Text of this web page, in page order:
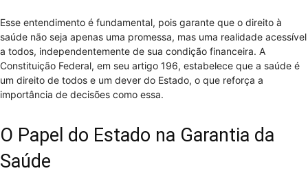
Esse entendimento é fundamental, pois garante que o direito à
saúde não seja apenas uma promessa, mas uma realidade acessível
a todos, independentemente de sua condição financeira. A
Constituição Federal, em seu artigo 196, estabelece que a saúde é
um direito de todos e um dever do Estado, o que reforça a
importância de decisões como essa.
O Papel do Estado na Garantia da
Saúde